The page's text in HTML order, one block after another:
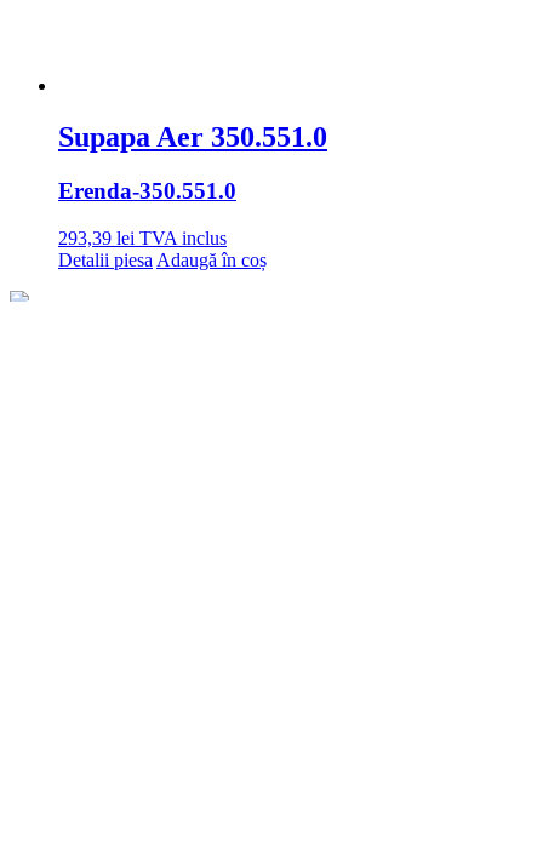
Supapa Aer 350.551.0
Erenda-350.551.0
293,39 lei TVA inclus
Detalii piesa Adaugă în coș